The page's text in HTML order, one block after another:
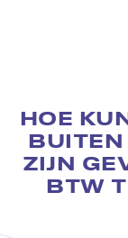
HOE
BUITEN
ZIJN
BTW